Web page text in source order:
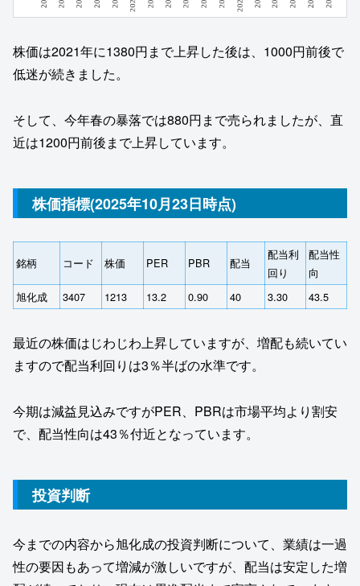
株価は2021年に1380円まで上昇した後は、1000円前後で
低迷が続きました。
そして、今年春の暴落では880円まで売られましたが、直
近は1200円前後まで上昇しています。
株価指標(2025年10月23日時点)
銘柄 コード 株価 PER PBR 配当
配当利
回り
配当性
向
旭化成
3407 1213 13.2 0.90 40 3.30 43.5
最近の株価はじわじわ上昇していますが、増配も続いてい
ますので配当利回りは3％半ばの水準です。
今期は減益見込みですがPER、PBRは市場平均より割安
で、配当性向は43％付近となっています。
投資判断
今までの内容から旭化成の投資判断について、業績は一過
性の要因もあって増減が激しいですが、配当は安定した増